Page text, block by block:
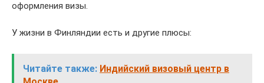
оформления визы.
У жизни в Финляндии есть и другие плюсы:
Читайте также: Индийский визовый центр в